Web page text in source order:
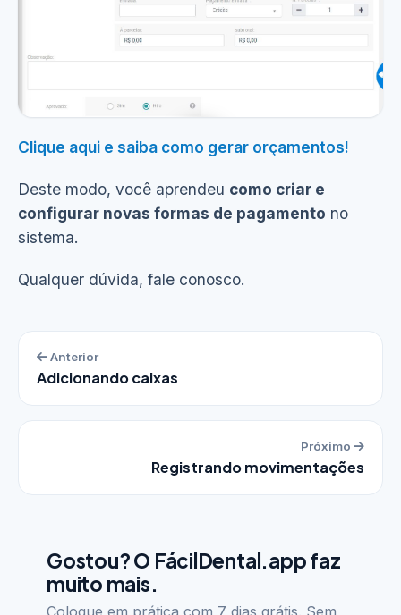
Clique aqui e saiba como gerar orçamentos!
Deste modo, você aprendeu como criar e
configurar novas formas de pagamento no
sistema.
Qualquer dúvida, fale conosco.
Anterior
Adicionando caixas
Próximo
Registrando movimentações
Gostou? O FácilDental.app faz
muito mais.
Coloque em prática com 7 dias grátis. Sem